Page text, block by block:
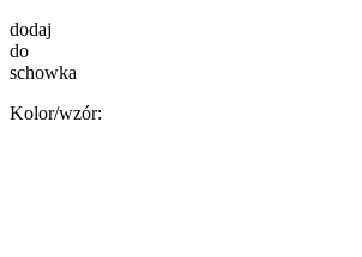
dodaj
do
schowka
Kolor/wzór: